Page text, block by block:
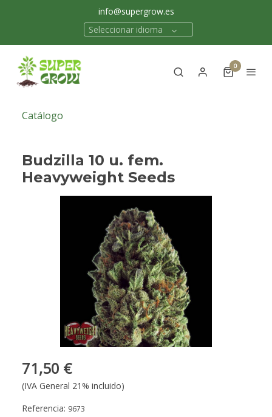
info@supergrow.es
Seleccionar idioma
0
Catálogo
Budzilla 10 u. fem.
Heavyweight Seeds
71,50 €
(IVA General 21% incluido)
Referencia: 9673